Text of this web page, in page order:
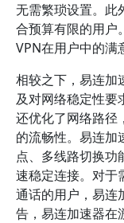
无需繁琐设置。此
合预算有限的用户
VPN在用户中的满
相较之下，易连加
及对网络稳定性要
还优化了网络路径
的流畅性。易连加
点、多线路切换功
速稳定连接。对于
通话的用户，易连
告，易连加速器在